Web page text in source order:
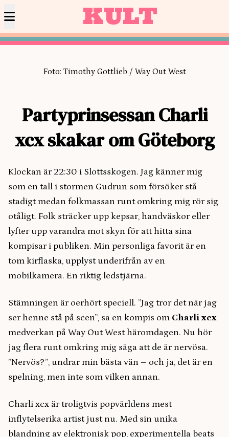
KULT
Foto: Timothy Gottlieb / Way Out West
Partyprinsessan Charli
xcx skakar omGöteborg
Klockan är 22:30 i Slottsskogen. Jag känner mig
som en tall i stormen Gudrun som försöker stå
stadigt medan folkmassan runt omkring mig rör sig
otåligt. Folk sträcker upp kepsar, handväskor eller
lyfter upp varandra mot skyn för att hitta sina
kompisar i publiken. Min personliga favorit är en
tom kirflaska, upplyst underifrån av en
mobilkamera. En riktig ledstjärna.
Stämningen är oerhört speciell. ”Jag tror det när jag
ser henne stå på scen”, sa en kompis om Charli xcx
medverkan på Way Out West häromdagen. Nu hör
jag flera runt omkring mig säga att de är nervösa.
”Nervös?”, undrar min bästa vän – och ja, det är en
spelning, men inte som vilken annan.
Charli xcx är troligtvis popvärldens mest
inflytelserika artist just nu. Med sin unika
blandning av elektronisk pop, experimentella beats